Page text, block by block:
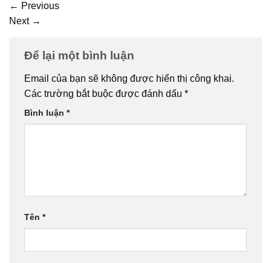
← Previous
Next →
Để lại một bình luận
Email của bạn sẽ không được hiển thị công khai.
Các trường bắt buộc được đánh dấu *
Bình luận *
Tên *